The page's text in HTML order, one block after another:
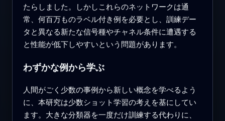
たらしました。しかしこれらのネットワークは通
常、何百万ものラベル付き例を必要とし、訓練デー
タと異なる新たな信号種やチャネル条件に遭遇する
と性能が低下しやすいという問題があります。
わずかな例から学ぶ
人間がごく少数の事例から新しい概念を学べるよう
に、本研究は少数ショット学習の考えを基にしてい
ます。大きな分類器を一度だけ訓練する代わりに、